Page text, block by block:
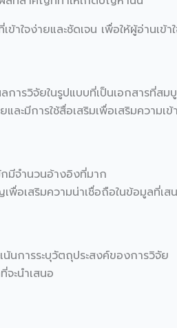
ใจง่ายและชัดเจน เพื่อให้ผู้อ่านเข้า
การวิจัยในรูปแบบที่เป็นเอกสารที่ส
ะมีการใช้สื่อเสริมเพื่อเสริมความเข้
มีจำนวนอ้างอิงที่มาก
อเสริมความน่าเชื่อถือในข้อมูลที่เส
นการระบุวัตถุประสงค์ของการวิจัย
ะนำเสนอ